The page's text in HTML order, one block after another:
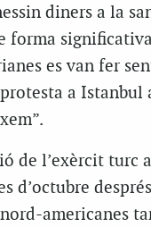
diners a la
forma
es van fer
a Istanbul
de l’exèrcit turc
d’octubre
americanes